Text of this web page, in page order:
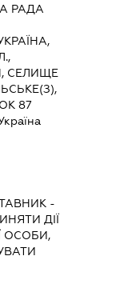
РАДА
СЕЛИЩЕ
87
-
ДІЇ
ОСОБИ,